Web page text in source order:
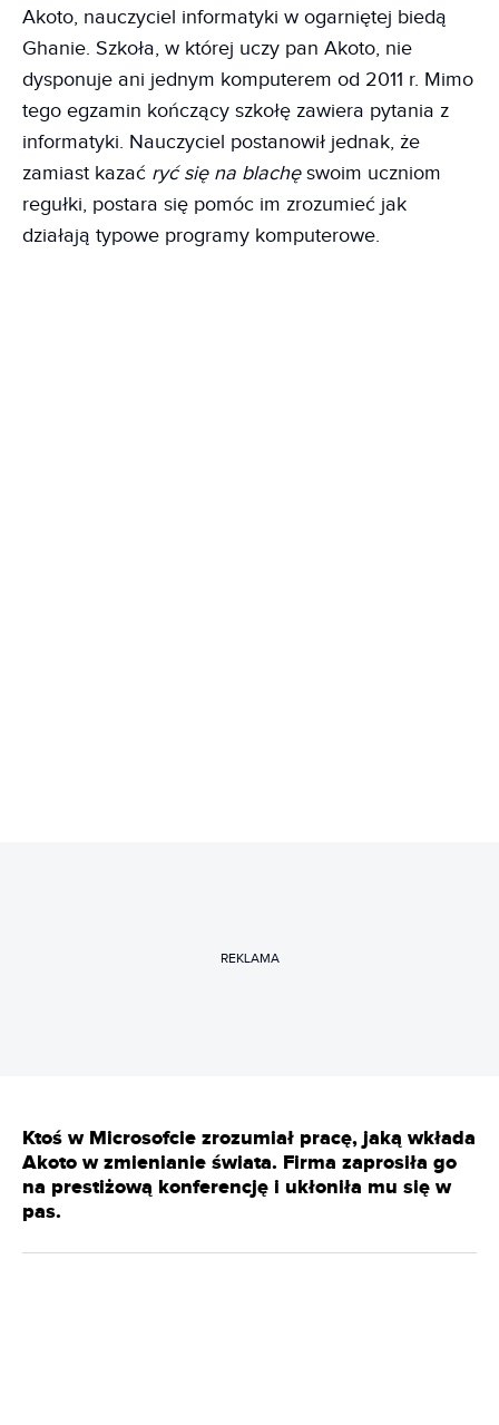
Akoto, nauczyciel informatyki w ogarniętej biedą
Ghanie. Szkoła, w której uczy pan Akoto, nie
dysponuje ani jednym komputerem od 2011 r. Mimo
tego egzamin kończący szkołę zawiera pytania z
informatyki. Nauczyciel postanowił jednak, że
zamiast kazać ryć się na blachęswoim uczniom
regułki, postara się pomóc im zrozumieć jak
działają typowe programy komputerowe.
REKLAMA
Ktoś w Microsofcie zrozumiał pracę, jaką wkłada
Akoto w zmienianie świata. Firma zaprosiła go
na prestiżową konferencję i ukłoniła mu się w
pas.